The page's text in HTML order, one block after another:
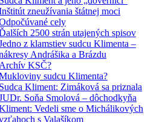
zneužívania štátnej moci
cely
2500 strán utajených spisov
z klamstiev sudcu Klimenta –
Andrášika a Brázdu
Archív KSČ?
sudcu Klimenta?
Sudca Kliment: Zimáková sa priznala
Soňa Smolová – dôchodkyňa
Vedeli sme o Michálikových
s Valašíkom